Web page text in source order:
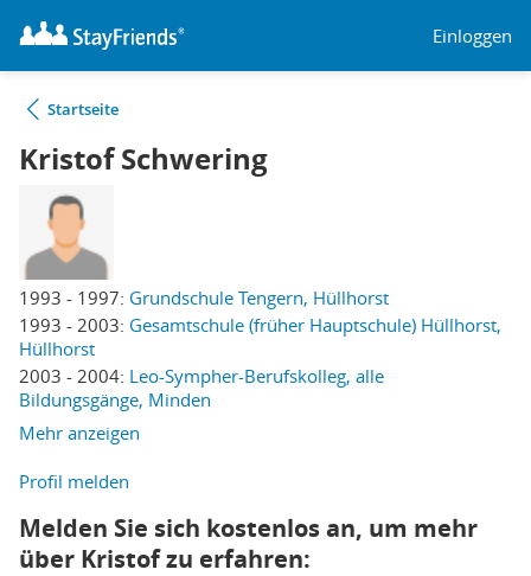
Einloggen
Startseite
Kristof Schwering
1993 - 1997: Grundschule Tengern, Hüllhorst
1993 - 2003: Gesamtschule (früher Hauptschule) Hüllhorst,
Hüllhorst
2003 - 2004: Leo-Sympher-Berufskolleg, alle
Bildungsgänge, Minden
Mehr anzeigen
Profil melden
Melden Sie sich kostenlos an, um mehr
über Kristof zu erfahren: